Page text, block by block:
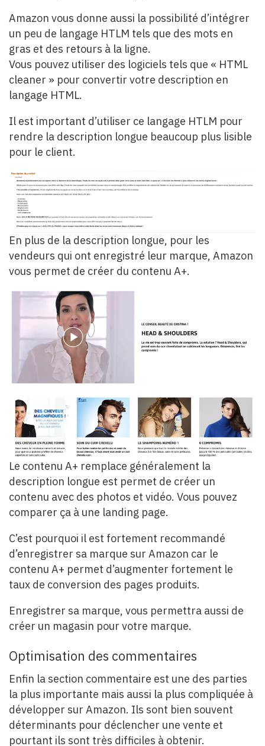
Amazon vous donne aussi la possibilité d’intégrer
un peu de langage HTLM tels que des mots en
gras et des retours à la ligne.
Vous pouvez utiliser des logiciels tels que « HTML
cleaner » pour convertir votre description en
langage HTML.
Il est important d’utiliser ce langage HTLM pour
rendre la description longue beaucoup plus lisible
pour le client.
En plus de la description longue, pour les
vendeurs qui ont enregistré leur marque, Amazon
vous permet de créer du contenu A+.
Le contenu A+ remplace généralement la
description longue est permet de créer un
contenu avec des photos et vidéo. Vous pouvez
comparer ça à une landing page.
C’est pourquoi il est fortement recommandé
d’enregistrer sa marque sur Amazon car le
contenu A+ permet d’augmenter fortement le
taux de conversion des pages produits.
Enregistrer sa marque, vous permettra aussi de
créer un magasin pour votre marque.
Optimisation des commentaires
Enfin la section commentaire est une des parties
la plus importante mais aussi la plus compliquée à
développer sur Amazon. Ils sont bien souvent
déterminants pour déclencher une vente et
pourtant ils sont très difficiles à obtenir.